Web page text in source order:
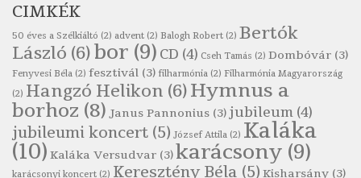
Szélkiáltó
Robert Burns: Árpa Jankó
Szélkiáltó
Robert Burns: Most hoci a számlát
Szélkiáltó
Robert Burns: Most hoci a számlát
Szélkiáltó
Robert Burns: Nagyhasú flaskó…
CIMKÉK
50 éves a Szélkiáltó (2) advent (2) Balogh Robert (2) Bertók
László (6)bor (9) CD (4) Cseh Tamás (2) Dombóvár (3)
Fenyvesi Béla (2) fesztivál (3) filharmónia (2) Filharmónia Magyarország
(2) Hangzó Helikon (6)Hymnus a
borhoz (8) Janus Pannonius (3)jubileum (4)
jubileumi koncert (5) József Attila (2) Kaláka
(10) Kaláka Versudvar (3)karácsony (9)
karácsonyi koncert (2) Keresztény Béla (5) Kisharsány (3)